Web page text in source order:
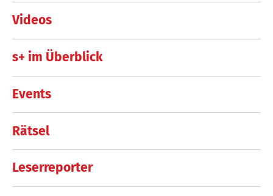
Videos
s+ im Überblick
Events
Rätsel
Leserreporter